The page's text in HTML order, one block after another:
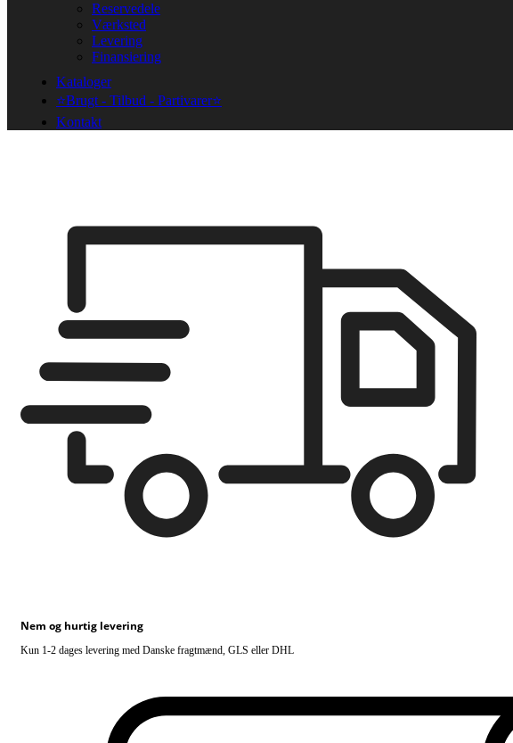
Reservedele
Værksted
Levering
Finansiering
Kataloger
⭐Brugt - Tilbud - Partivarer⭐
Kontakt
Nem og hurtig levering
Kun 1-2 dages levering med Danske fragtmænd, GLS eller DHL